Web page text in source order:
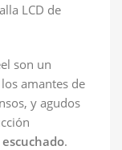
LCD de
son un
amantes de
y agudos
.